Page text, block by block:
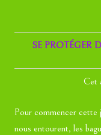
SE PROTÉGER
Cet
Pour commencer cette
nous entourent, les